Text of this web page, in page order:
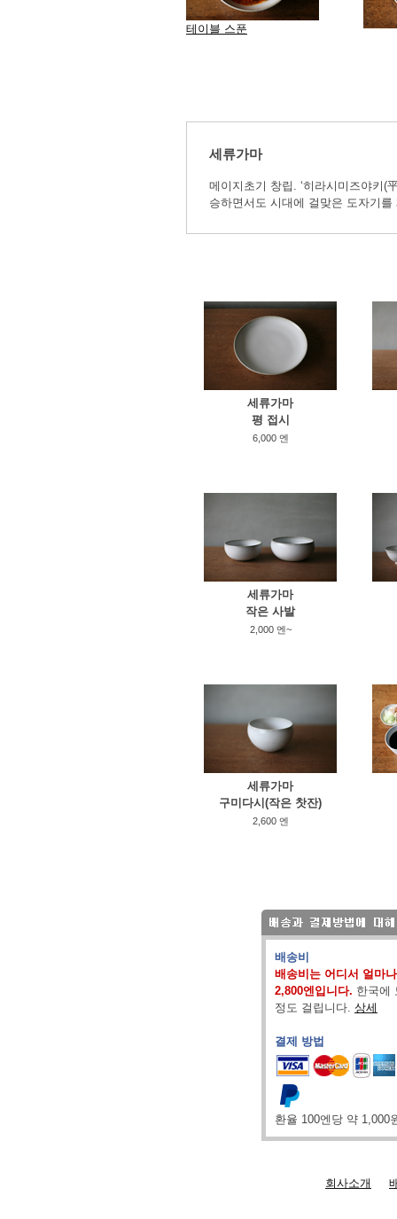
테이블 스푼
세류가마
메이지초기 창립. ‘히라시미즈야키(
승하면서도 시대에 걸맞은 도자기
세류가마
평 접시
6,000 엔
세류가마
작은 사발
2,000 엔~
세류가마
구미다시(작은 찻잔)
2,600 엔
배송비
배송비는 어디서 얼마
2,800엔입니다. 한국에
정도 걸립니다. 상세
결제 방법
환율 100엔당 약 1,000
회사소개